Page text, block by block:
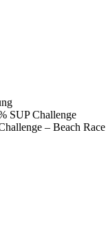
SUP Challenge
– Beach Race